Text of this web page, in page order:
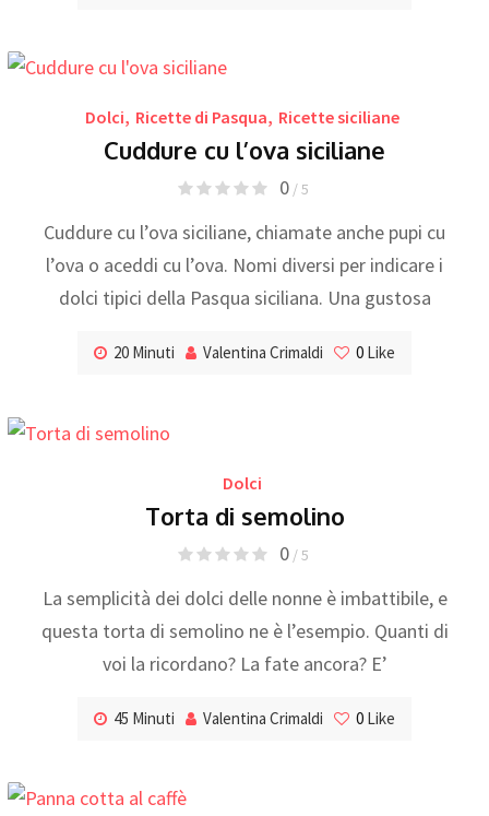
Dolci, Ricette di Pasqua, Ricette siciliane
Cuddure cu l’ova siciliane
0/ 5
Cuddure cu l’ova siciliane, chiamate anche pupi cu
l’ova o aceddi cu l’ova. Nomi diversi per indicare i
dolci tipici della Pasqua siciliana. Una gustosa
20 Minuti Valentina Crimaldi 0 Like
Dolci
Torta di semolino
0/ 5
La semplicità dei dolci delle nonne è imbattibile, e
questa torta di semolino ne è l’esempio. Quanti di
voi la ricordano? La fate ancora? E’
45 Minuti Valentina Crimaldi 0 Like